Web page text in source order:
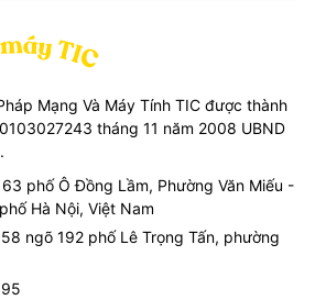
Mạng Và Máy Tính TIC được thành
tháng 11 năm 2008 UBND
63 phố Ô Đồng Lầm, Phường Văn Miếu -
Hà Nội, Việt Nam
ngõ 192 phố Lê Trọng Tấn, phường